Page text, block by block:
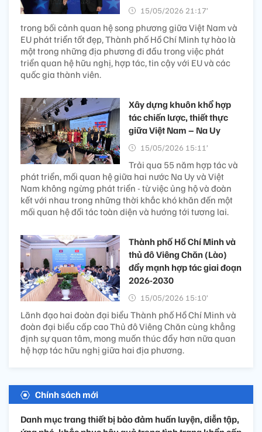
15/05/2026 21:17’
trong bối cảnh quan hệ song phương giữa Việt Nam và
EU phát triển tốt đẹp, Thành phố Hồ Chí Minh tự hào là
một trong những địa phương đi đầu trong việc phát
triển quan hệ hữu nghị, hợp tác, tin cậy với EU và các
quốc gia thành viên.
Xây dựng khuôn khổ hợp
tác chiến lược, thiết thực
giữa Việt Nam – Na Uy
15/05/2026 15:11’
Trải qua 55 năm hợp tác và
phát triển, mối quan hệ giữa hai nước Na Uy và Việt
Nam không ngừng phát triển - từ việc ủng hộ và đoàn
kết với nhau trong những thời khắc khó khăn đến một
mối quan hệ đối tác toàn diện và hướng tới tương lai.
Thành phố Hồ Chí Minh và
thủ đô Viêng Chăn (Lào)
đẩy mạnh hợp tác giai đoạn
2026-2030
15/05/2026 15:10’
Lãnh đạo hai đoàn đại biểu Thành phố Hồ Chí Minh và
đoàn đại biểu cấp cao Thủ đô Viêng Chăn cùng khẳng
định sự quan tâm, mong muốn thúc đẩy hơn nữa quan
hệ hợp tác hữu nghị giữa hai địa phương.
Chính sách mới
Danh mục trang thiết bị bảo đảm huấn luyện, diễn tập,